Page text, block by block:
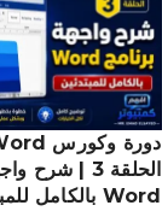
الحلقة 3 |
Word بالكامل للمبتدئين